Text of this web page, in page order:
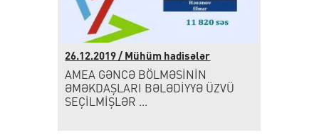
26.12.2019 / Mühüm hadisələr
AMEA GƏNCƏ BÖLMƏSİNİN
ƏMƏKDAŞLARI BƏLƏDİYYƏ ÜZVÜ
SEÇİLMİŞLƏR ...